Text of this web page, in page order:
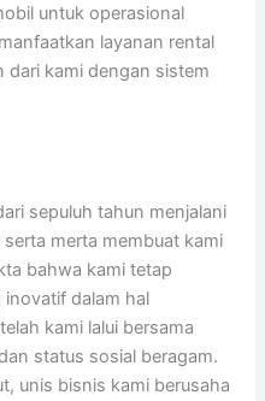
untuk operasional
layanan rental
dari kami dengan sistem
sepuluh tahun menjalani
merta membuat kami
bahwa kami tetap
dalam hal
kami lalui bersama
status sosial beragam.
unis bisnis kami berusaha